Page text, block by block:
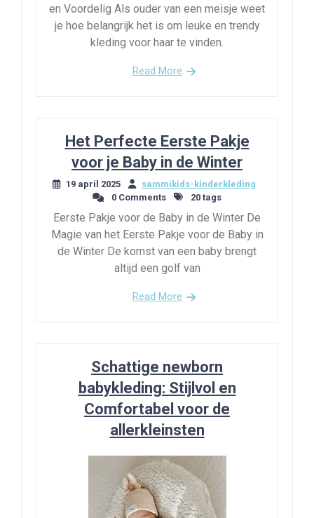
en Voordelig Als ouder van een meisje weet
je hoe belangrijk het is om leuke en trendy
kleding voor haar te vinden.
Read More
Het Perfecte Eerste Pakje
voor je Baby in de Winter
19 april 2025
sammikids-kinderkleding
0 Comments
20 tags
Eerste Pakje voor de Baby in de Winter De
Magie van het Eerste Pakje voor de Baby in
de Winter De komst van een baby brengt
altijd een golf van
Read More
Schattige newborn
babykleding: Stijlvol en
Comfortabel voor de
allerkleinsten